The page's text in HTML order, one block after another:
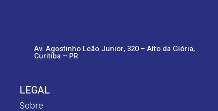
Av. Agostinho Leão Junior, 320 – Alto da Glória,
Curitiba – PR
LEGAL
Sobre